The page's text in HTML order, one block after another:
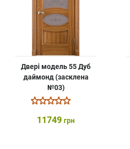
Двері модель 55 Дуб
даймонд (засклена
№03)
11749 грн